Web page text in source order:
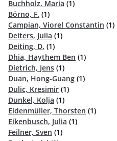
Buchholz, Maria (1)
Börno, F. (1)
Campian, Viorel Constantin (1)
Deiters, Julia (1)
Deiting, D. (1)
Dhia, Haythem Ben (1)
Dietrich, Jens (1)
Duan, Hong-Guang (1)
Dulic, Kresimir (1)
Dunkel, Kolja (1)
Eidenmüller, Thorsten (1)
Eikenbusch, Julia (1)
Feilner, Sven (1)